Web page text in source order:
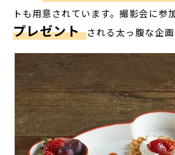
トも用意されています。撮影会に参
プレゼント される太っ腹な企画